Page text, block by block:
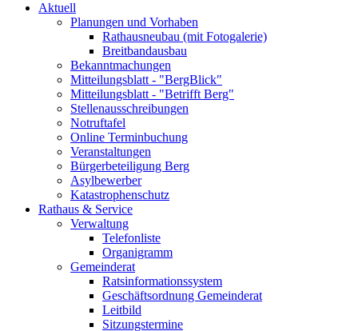
Aktuell
Planungen und Vorhaben
Rathausneubau (mit Fotogalerie)
Breitbandausbau
Bekanntmachungen
Mitteilungsblatt - "BergBlick"
Mitteilungsblatt - "Betrifft Berg"
Stellenausschreibungen
Notruftafel
Online Terminbuchung
Veranstaltungen
Bürgerbeteiligung Berg
Asylbewerber
Katastrophenschutz
Rathaus & Service
Verwaltung
Telefonliste
Organigramm
Gemeinderat
Ratsinformationssystem
Geschäftsordnung Gemeinderat
Leitbild
Sitzungstermine